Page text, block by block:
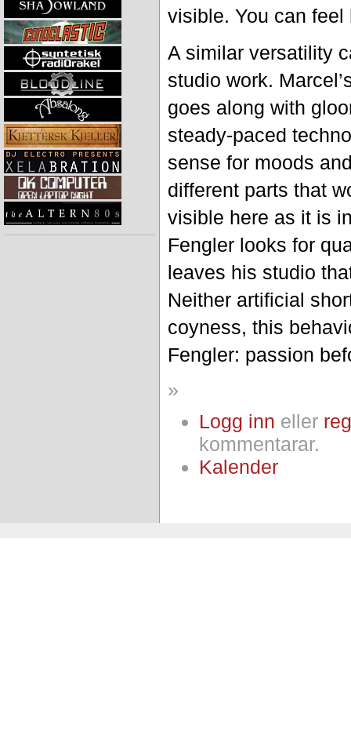
visible. You can
A similar versatility
studio work.
goes along with
steady-paced
sense for moods
different parts that
visible here as it is
Fengler looks for
leaves his studio
Neither artificial
coyness, this
Fengler: passion
»
Logg inn eller
kommentarar.
Kalender